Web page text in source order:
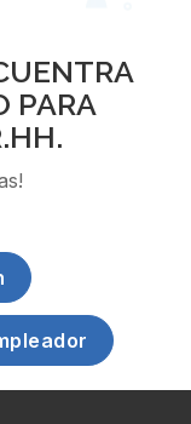
PARA